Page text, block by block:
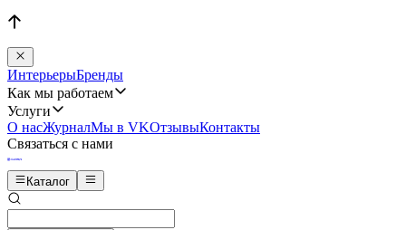
ИнтерьерыБренды
Как мы работаем
Услуги
О насЖурналМы в VKОтзывыКонтакты
Связаться с нами
Каталог